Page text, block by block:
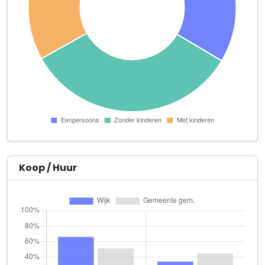
Heerlerbaan 232
Playcafé Heerlen
Zandweg 179
Roderick Beheer B.V.
Heerlerbaan 73
Sjieke Champagnes
Ridderweg 10
Aqua Zuyd Academy
Caumerboord 45
Beautysalon Ecky
Heerlerbaan 114
Corisbergweg 30
CAMARADA Holding B.V.
Koop / Huur